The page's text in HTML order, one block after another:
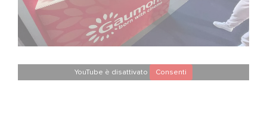
YouTube è disattivato Consenti